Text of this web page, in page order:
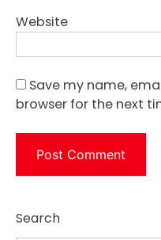
Website
Save my name,
browser for the next
Search